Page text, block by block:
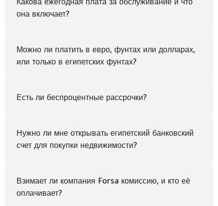
она включает?
Можно ли платить в евро, фунтах или долларах,
или только в египетских фунтах?
Есть ли беспроцентные рассрочки?
Нужно ли мне открывать египетский банковский
счет для покупки недвижимости?
Взимает ли компания Forsa комиссию, и кто её
оплачивает?